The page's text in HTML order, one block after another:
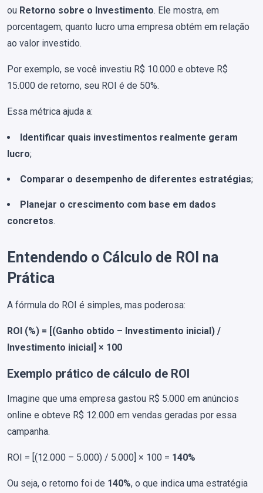
ou Retorno sobre o Investimento. Ele mostra, em
porcentagem, quanto lucro uma empresa obtém em relação
ao valor investido.
Por exemplo, se você investiu R$ 10.000 e obteve R$
15.000 de retorno, seu ROI é de 50%.
Essa métrica ajuda a:
Identificar quais investimentos realmente geram
lucro;
Comparar o desempenho de diferentes estratégias;
Planejar o crescimento com base em dados
concretos.
Entendendo o Cálculo de ROI na
Prática
A fórmula do ROI é simples, mas poderosa:
ROI (%) = [(Ganho obtido – Investimento inicial) /
Investimento inicial] × 100
Exemplo prático de cálculo de ROI
Imagine que uma empresa gastou R$ 5.000 em anúncios
online e obteve R$ 12.000 em vendas geradas por essa
campanha.
ROI = [(12.000 – 5.000) / 5.000] × 100 = 140%
Ou seja, o retorno foi de 140%, o que indica uma estratégia